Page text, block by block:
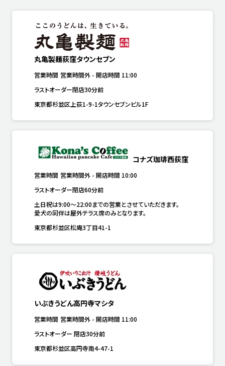
丸亀製麺荻窪タウンセブン
営業時間 営業時間外 - 開店時間 11:00
ラストオーダー閉店30分前
東京都杉並区上荻1-9-1タウンセブンビル1F
コナズ珈琲西荻窪
営業時間 営業時間外 - 開店時間 10:00
ラストオーダー閉店60分前
土日祝は9:00～22:00までの営業とさせていただきます。
愛犬の同伴は屋外テラス席のみとなります。
東京都杉並区松庵3丁目41-1
いぶきうどん高円寺マシタ
営業時間 営業時間外 - 開店時間 11:00
ラストオーダー 閉店30分前
東京都杉並区高円寺南4-47-1